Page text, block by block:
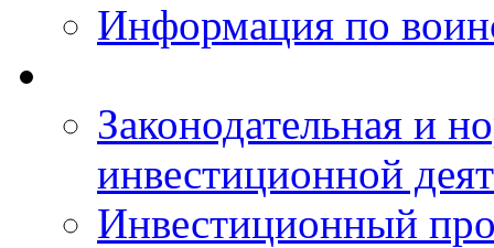
Информация по
Законодательная и
инвестиционной
Инвестиционный